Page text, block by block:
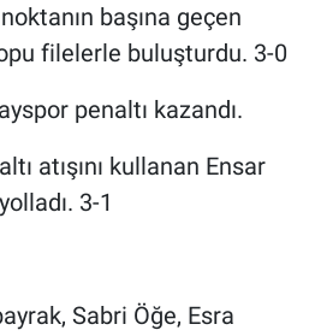
başına geçen
filelerle buluşturdu. 3-0
penaltı kazandı.
atışını kullanan Ensar
3-1
Sabri Öğe, Esra